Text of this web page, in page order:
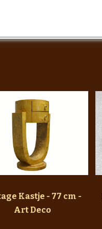
Kastje - 77 cm -
Art Deco